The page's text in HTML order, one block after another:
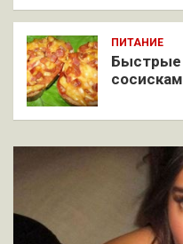
ПИТАНИЕ
Быстрые